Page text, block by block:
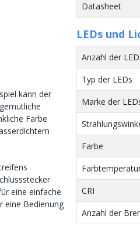
kann der
Farbe
eine einfache
eine Bedienung
Datasheet
LEDs und
Anzahl der
Typ der LEDs
Marke der
Farbe
CRI
Anzahl der